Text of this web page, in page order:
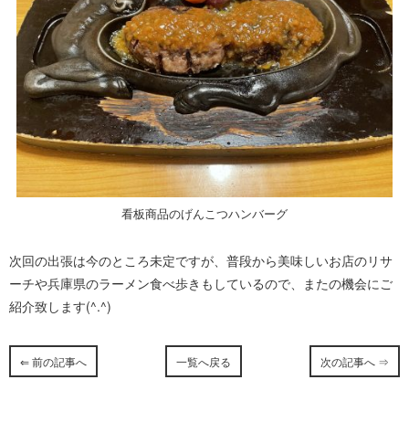
看板商品のげんこつハンバーグ
次回の出張は今のところ未定ですが、普段から美味しいお店のリサ
ーチや兵庫県のラーメン食べ歩きもしているので、またの機会にご
紹介致します(^.^)
⇐ 前の記事へ 一覧へ戻る 次の記事へ ⇒